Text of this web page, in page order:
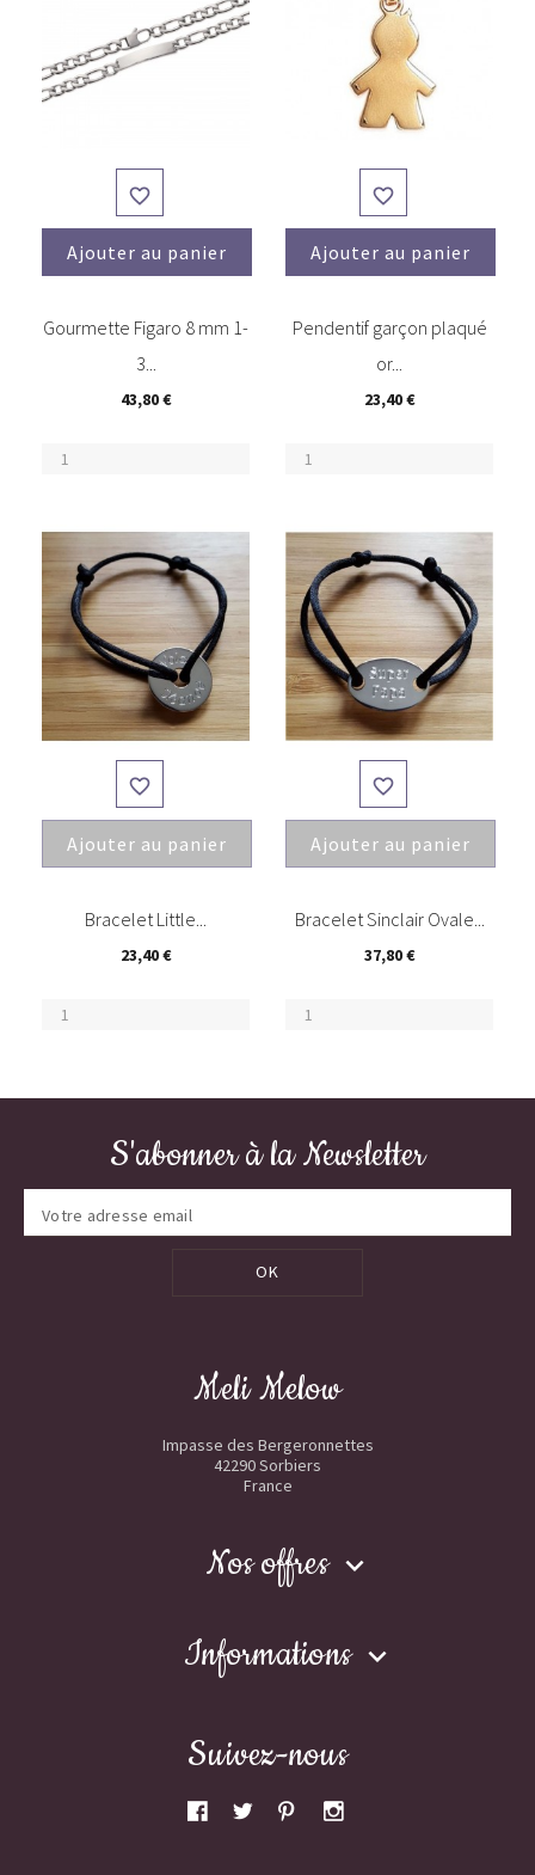

Ajouter au panier
Gourmette Figaro 8 mm 1-
3...
43,80 €

Ajouter au panier
Pendentif garçon plaqué
or...
23,40 €

Ajouter au panier
Bracelet Little...
23,40 €

Ajouter au panier
Bracelet Sinclair Ovale...
37,80 €
S'abonner à la Newsletter
OK
Meli Melow
Impasse des Bergeronnettes
42290 Sorbiers
France
Nos offres 
Informations 
Suivez-nous